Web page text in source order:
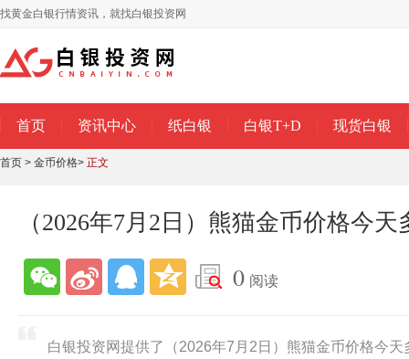
找黄金白银行情资讯，就找白银投资网
首页 资讯中心 纸白银 白银T+D 现货白银
首页 > 金币价格> 正文
（2026年7月2日）熊猫金币价格今天
0 阅读
白银投资网提供了（2026年7月2日）熊猫金币价格今天